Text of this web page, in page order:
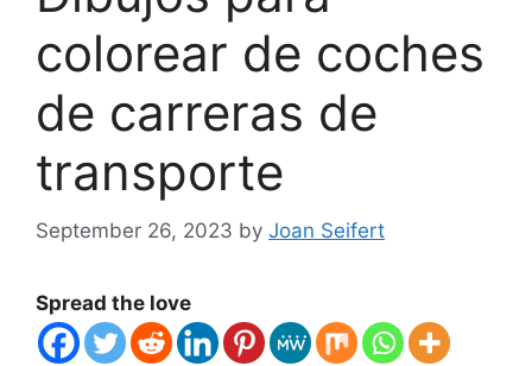
colorear de coches
de carreras de
transporte
September 26, 2023 by Joan Seifert
Spread the love